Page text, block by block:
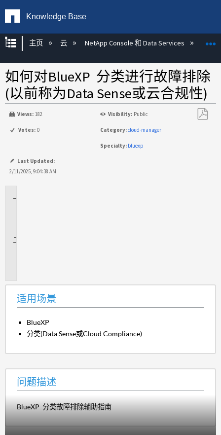
Knowledge Base
扩展/隐缩全局层次
主页 云 NetApp Console 和 Data Services
如何对BlueXP 分类进行故障排除
(以前称为Data Sense或云合规性)
Views: 182 Visibility: Public
Votes: 0 Category:cloud-manager
Specialty: bluexp
Last Updated:
2/11/2025, 9:04:38 AM
适用场景
BlueXP
分类(Data Sense或Cloud Compliance)
问题描述
BlueXP 分类故障排除辅助指南